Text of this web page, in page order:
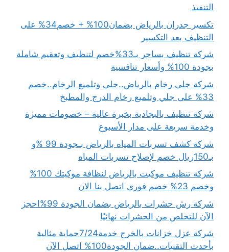
التنفيذ
تكسير جدران بالرياض بضمان100% + خصم34% على
التنظيف بعد التكسير
شركة تنظيف بساجر بـ33%خصم لتنظيف وتعقيم شاملة
بجودة 100% وأسعار تنافسية
شركة جلى رخام بالرياض..جلي وتلميع الرخام..خصم
33% على جلي وتلميع رخام الدرج والمطبخ
شركة تنظيف بالبجادية بخبرة عالية – خصومات مميزة
وخدمة سريعة على مدار الأسبوع
شركة كشف تسربات المياه بالرياض بـجودة 99 %و
بـ150ريال خصم لإصلاح تسربات المياه
شركة تنظيف موكيت بالرياض لنظافة موكيتك 100%
وخصم 23% خصم فوري اتصل بنا الان
شركة رش حشرات بالرياض بضمان الجودة 99%احجز
الآن للتخلص من الحشرات نهائيًا
شركة عزل خزانات بالخرج خدمة7/24حماية مثالية
بأحدث التقنيات..ضمان الجودة100% اتصل الآن